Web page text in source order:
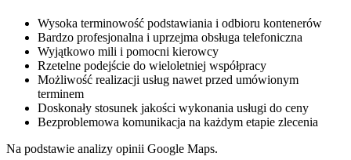
Wysoka terminowość podstawiania i odbioru kontenerów
Bardzo profesjonalna i uprzejma obsługa telefoniczna
Wyjątkowo mili i pomocni kierowcy
Rzetelne podejście do wieloletniej współpracy
Możliwość realizacji usług nawet przed umówionym
terminem
Doskonały stosunek jakości wykonania usługi do ceny
Bezproblemowa komunikacja na każdym etapie zlecenia
Na podstawie analizy opinii Google Maps.